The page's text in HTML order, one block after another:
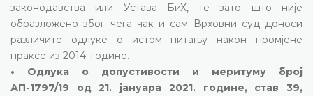
законодавства или Устава БиХ, те зато што није
образложено због чега чак и сам Врховни суд доноси
различите одлуке о истом питању након промјене
праксе из 2014. године.
• Одлука о допустивости и меритуму број
АП-1797/19 од 21. јануара 2021. године, став 39,